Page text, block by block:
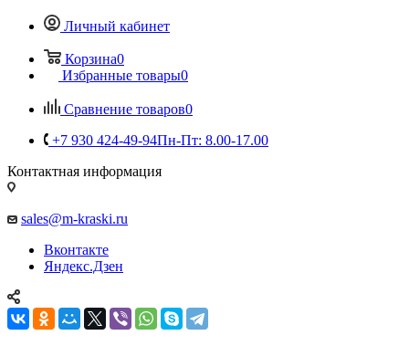
Личный кабинет
Корзина0
Избранные товары0
Сравнение товаров0
+7 930 424-49-94Пн-Пт: 8.00-17.00
Контактная информация
sales@m-kraski.ru
Вконтакте
Яндекс.Дзен